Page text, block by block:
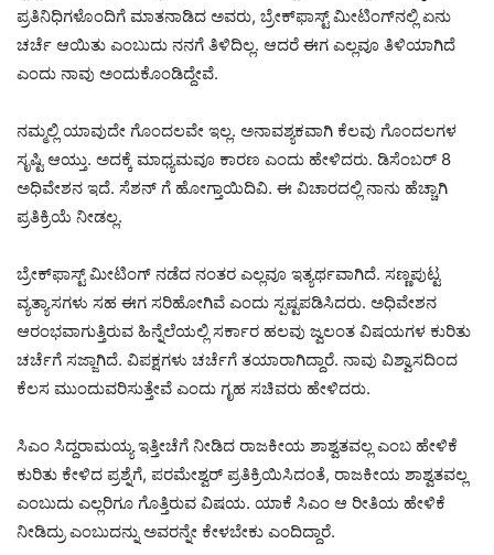
ಪ್ರತಿನಿಧಿಗಳೊಂದಿಗೆ ಮಾತನಾಡಿದ ಅವರು, ಬ್ರೇಕ್‌ಫಾಸ್ಟ್ ಮೀಟಿಂಗ್‌ನಲ್ಲಿ ಏನು
ಚರ್ಚೆ ಆಯಿತು ಎಂಬುದು ನನಗೆ ತಿಳಿದಿಲ್ಲ. ಆದರೆ ಈಗ ಎಲ್ಲವೂ ತಿಳಿಯಾಗಿದೆ
ಎಂದು ನಾವು ಅಂದುಕೊಂಡಿದ್ದೇವೆ.
ನಮ್ಮಲ್ಲಿ ಯಾವುದೇ ಗೊಂದಲವೇ ಇಲ್ಲ. ಅನಾವಶ್ಯಕವಾಗಿ ಕೆಲವು ಗೊಂದಲಗಳ
ಸೃಷ್ಟಿ ಆಯ್ತು. ಅದಕ್ಕೆ ಮಾಧ್ಯಮವೂ ಕಾರಣ ಎಂದು ಹೇಳಿದರು. ಡಿಸೆಂಬರ್ 8
ಅಧಿವೇಶನ ಇದೆ. ಸೆಶನ್ ಗೆ ಹೋಗ್ತಾಯಿದಿವಿ. ಈ ವಿಚಾರದಲ್ಲಿ ನಾನು ಹೆಚ್ಚಾಗಿ
ಪ್ರತಿಕ್ರಿಯೆ ನೀಡಲ್ಲ.
ಬ್ರೇಕ್‌ಫಾಸ್ಟ್ ಮೀಟಿಂಗ್ ನಡೆದ ನಂತರ ಎಲ್ಲವೂ ಇತ್ಯರ್ಥವಾಗಿದೆ. ಸಣ್ಣಪುಟ್ಟ
ವ್ಯತ್ಯಾಸಗಳು ಸಹ ಈಗ ಸರಿಹೋಗಿವೆ ಎಂದು ಸ್ಪಷ್ಟಪಡಿಸಿದರು. ಅಧಿವೇಶನ
ಆರಂಭವಾಗುತ್ತಿರುವ ಹಿನ್ನೆಲೆಯಲ್ಲಿ ಸರ್ಕಾರ ಹಲವು ಜ್ವಲಂತ ವಿಷಯಗಳ ಕುರಿತು
ಚರ್ಚೆಗೆ ಸಜ್ಜಾಗಿದೆ. ವಿಪಕ್ಷಗಳು ಚರ್ಚೆಗೆ ತಯಾರಾಗಿದ್ದಾರೆ. ನಾವು ವಿಶ್ವಾಸದಿಂದ
ಕೆಲಸ ಮುಂದುವರಿಸುತ್ತೇವೆ ಎಂದು ಗೃಹ ಸಚಿವರು ಹೇಳಿದರು.
ಸಿಎಂ ಸಿದ್ದರಾಮಯ್ಯ ಇತ್ತೀಚೆಗೆ ನೀಡಿದ ರಾಜಕೀಯ ಶಾಶ್ವತವಲ್ಲ ಎಂಬ ಹೇಳಿಕೆ
ಕುರಿತು ಕೇಳಿದ ಪ್ರಶ್ನೆಗೆ, ಪರಮೇಶ್ವರ್ ಪ್ರತಿಕ್ರಿಯಿಸಿದಂತೆ, ರಾಜಕೀಯ ಶಾಶ್ವತವಲ್ಲ
ಎಂಬುದು ಎಲ್ಲರಿಗೂ ಗೊತ್ತಿರುವ ವಿಷಯ. ಯಾಕೆ ಸಿಎಂ ಆ ರೀತಿಯ ಹೇಳಿಕೆ
ನೀಡಿದ್ರು ಎಂಬುದನ್ನು ಅವರನ್ನೇ ಕೇಳಬೇಕು ಎಂದಿದ್ದಾರೆ.